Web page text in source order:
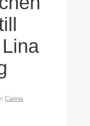
Carina